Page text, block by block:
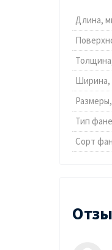
Длина,
Ширина,
Тип
Сорт